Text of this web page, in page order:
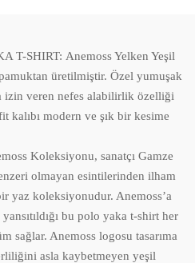
T-SHIRT: Anemoss Yelken Yeşil
üretilmiştir. Özel yumuşak
izin veren nefes alabilirlik özelliği
kalıbı modern ve şık bir kesime
Koleksiyonu, sanatçı Gamze
olmayan esintilerinden ilham
yaz koleksiyonudur. Anemoss’a
bu polo yaka t-shirt her
sağlar. Anemoss logosu tasarıma
asla kaybetmeyen yeşil